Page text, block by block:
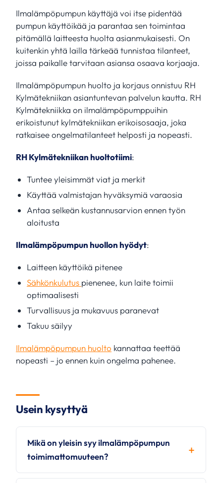
Ilmalämpöpumpun käyttäjä voi itse pidentää
pumpun käyttöikää ja parantaa sen toimintaa
pitämällä laitteesta huolta asianmukaisesti. On
kuitenkin yhtä lailla tärkeää tunnistaa tilanteet,
joissa paikalle tarvitaan asiansa osaava korjaaja.
Ilmalämpöpumpun huolto ja korjaus onnistuu RH
Kylmätekniikan asiantuntevan palvelun kautta. RH
Kylmätekniikka on ilmalämpöpumppuihin
erikoistunut kylmätekniikan erikoisosaaja, joka
ratkaisee ongelmatilanteet helposti ja nopeasti.
RH Kylmätekniikan huoltotiimi:
Tuntee yleisimmät viat ja merkit
Käyttää valmistajan hyväksymiä varaosia
Antaa selkeän kustannusarvion ennen työn
aloitusta
Ilmalämpöpumpun huollon hyödyt:
Laitteen käyttöikä pitenee
Sähkönkulutus pienenee, kun laite toimii
optimaalisesti
Turvallisuus ja mukavuus paranevat
Takuu säilyy
Ilmalämpöpumpun huolto kannattaa teettää
nopeasti – jo ennen kuin ongelma pahenee.
Usein kysyttyä
Mikä on yleisin syy ilmalämpöpumpun
toimimattomuuteen?